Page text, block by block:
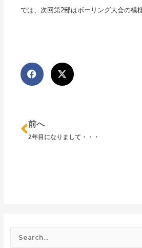
では、次回第2部はボーリング大会の模
前へ
2年目になりまして・・・